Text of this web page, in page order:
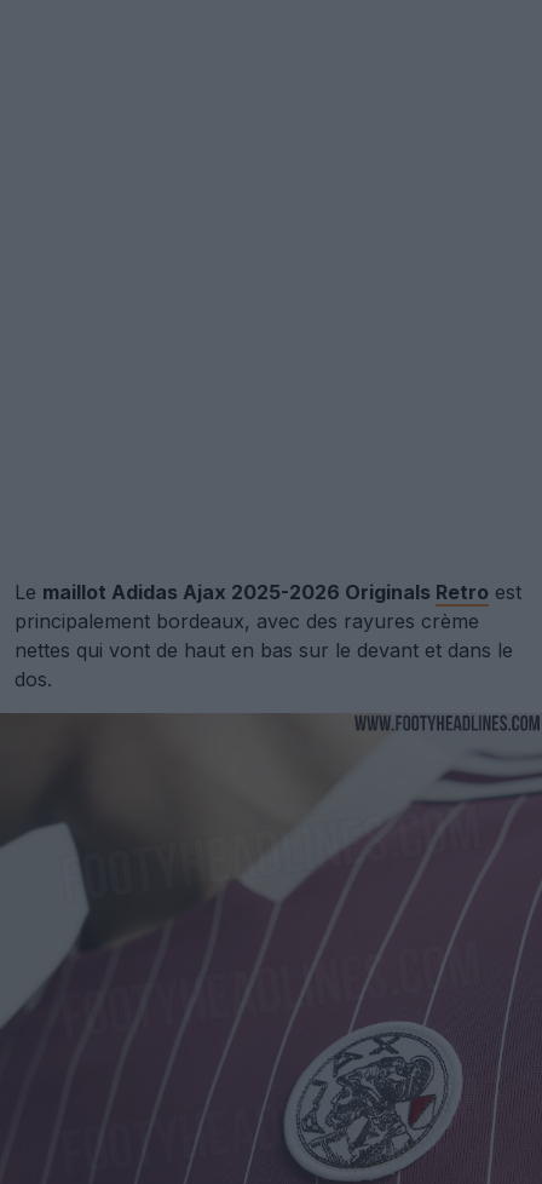
Le maillot Adidas Ajax 2025-2026 Originals Retro est
principalement bordeaux, avec des rayures crème
nettes qui vont de haut en bas sur le devant et dans le
dos.